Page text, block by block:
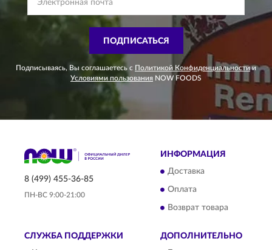
ПОДПИСАТЬСЯ
Подписываясь, Вы соглашаетесь с Политикой Конфиденциальности и
Условиями пользования NOW FOODS
8 (499) 455-36-85
ПН-ВС 9:00-21:00
ИНФОРМАЦИЯ
Доставка
Оплата
Возврат товара
СЛУЖБА ПОДДЕРЖКИ ДОПОЛНИТЕЛЬНО